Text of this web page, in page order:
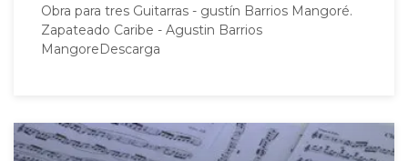
Obra para tres Guitarras - gustín Barrios Mangoré.
Zapateado Caribe - Agustin Barrios
MangoreDescarga